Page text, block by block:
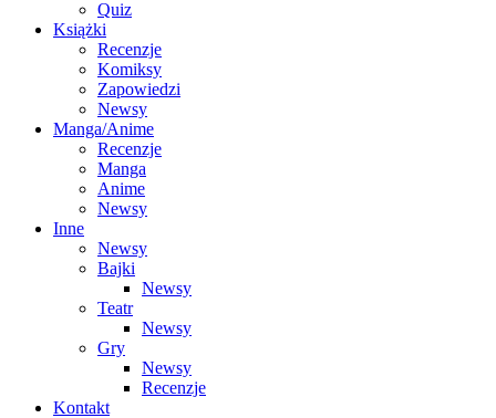
Quiz
Książki
Recenzje
Komiksy
Zapowiedzi
Newsy
Manga/Anime
Recenzje
Manga
Anime
Newsy
Inne
Newsy
Bajki
Newsy
Teatr
Newsy
Gry
Newsy
Recenzje
Kontakt